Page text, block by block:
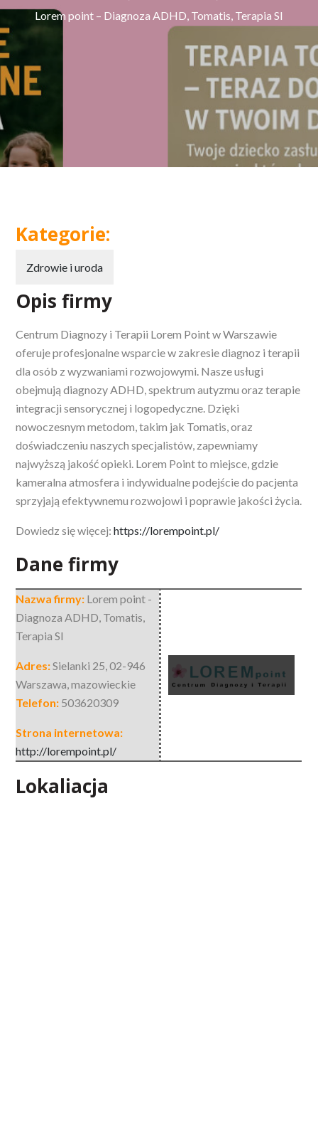
Lorem point – Diagnoza ADHD, Tomatis, Terapia SI
Kategorie:
Zdrowie i uroda
Opis firmy
Centrum Diagnozy i Terapii Lorem Point w Warszawie
oferuje profesjonalne wsparcie w zakresie diagnoz i terapii
dla osób z wyzwaniami rozwojowymi. Nasze usługi
obejmują diagnozy ADHD, spektrum autyzmu oraz terapie
integracji sensorycznej i logopedyczne. Dzięki
nowoczesnym metodom, takim jak Tomatis, oraz
doświadczeniu naszych specjalistów, zapewniamy
najwyższą jakość opieki. Lorem Point to miejsce, gdzie
kameralna atmosfera i indywidualne podejście do pacjenta
sprzyjają efektywnemu rozwojowi i poprawie jakości życia.
Dowiedz się więcej:https://lorempoint.pl/
Dane firmy
Nazwa firmy: Lorem point -
Diagnoza ADHD, Tomatis,
Terapia SI
Adres:Sielanki 25,02-946
Warszawa,mazowieckie
Telefon: 503620309
Strona internetowa:
http://lorempoint.pl/
Lokaliacja